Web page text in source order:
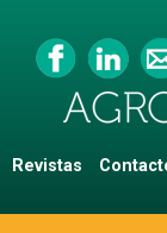
Revistas